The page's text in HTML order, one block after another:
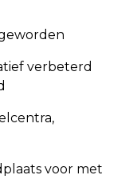
verbeterd
voor met